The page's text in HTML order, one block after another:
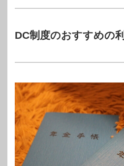
DC制度のおすすめの